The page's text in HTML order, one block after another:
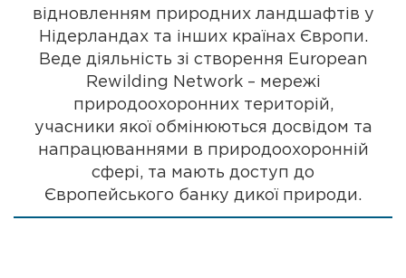
відновленням природних ландшафтів у
Нідерландах та інших країнах Європи.
Веде діяльність зі створення European
Rewilding Network – мережі
природоохоронних територій,
учасники якої обмінюються досвідом та
напрацюваннями в природоохоронній
сфері, та мають доступ до
Європейського банку дикої природи.